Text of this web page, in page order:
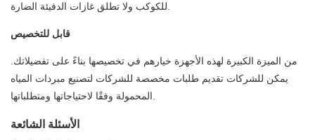
للكوكب ولا تطلق غازات الدفيئة الضارة.
قابل للتخصيص
من الميزة الكبيرة لهذه الأجهزة خيارهم في تخصيصها بناءً على تفضيلاتك.
يمكن للشركات تقديم طلبات مخصصة للشركات لتصنيع مبردات المياه
المحمولة وفقًا لاحتياجاتها ومتطلباتها.
الأسئلة الشائعة